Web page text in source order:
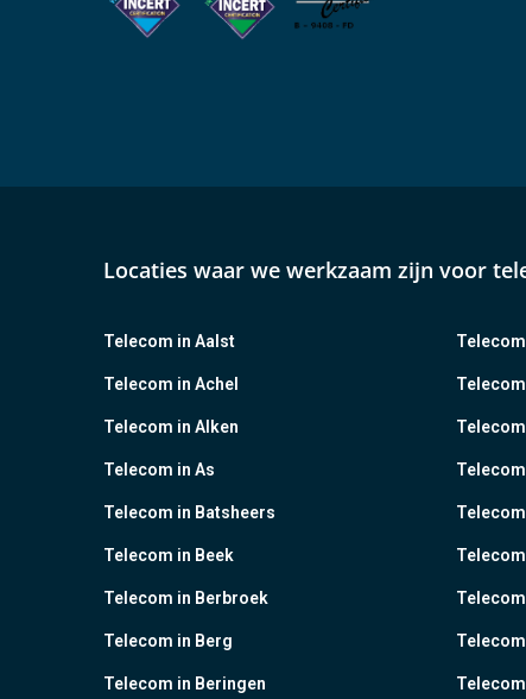
Locaties waar we werkzaam zijn voor
Telecom in Aalst
Telecom in Achel
Telecom in Alken
Telecom in As
Telecom in Batsheers
Telecom in Beek
Telecom in Berbroek
Telecom in Berg
Telecom in Beringen
Telecom